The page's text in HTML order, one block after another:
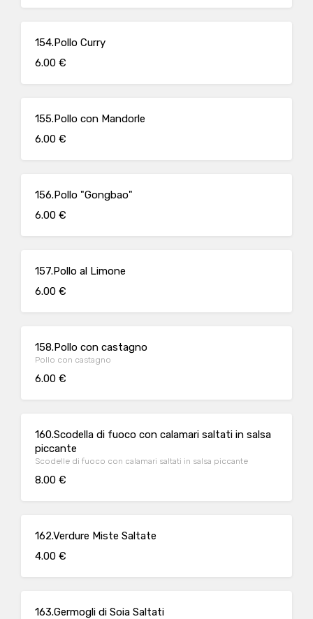
154.Pollo Curry
6.00 €
155.Pollo con Mandorle
6.00 €
156.Pollo "Gongbao"
6.00 €
157.Pollo al Limone
6.00 €
158.Pollo con castagno
Pollo con castagno
6.00 €
160.Scodella di fuoco con calamari saltati in salsa
piccante
Scodelle di fuoco con calamari saltati in salsa piccante
8.00 €
162.Verdure Miste Saltate
4.00 €
163.Germogli di Soia Saltati